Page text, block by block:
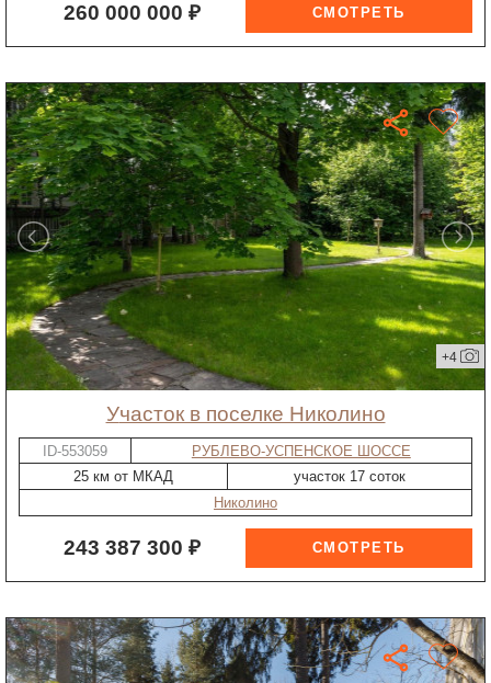
260 000 000 ₽
+4
участок в поселке Николино
ID-553059
РУБЛЕВО-УСПЕНСКОЕ ШОССЕ
25 км от МКАД
участок 17 соток
Николино
243 387 300 ₽